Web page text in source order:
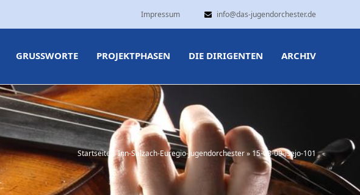
Impressum info@das-jugendorchester.de
GRUSSWORTE PROJEKTPHASEN DIE DIRIGENTEN ARCHIV
Startseite »Inn-Salzach-Euregio-Jugendorchester» 15-08-09-isejo-101